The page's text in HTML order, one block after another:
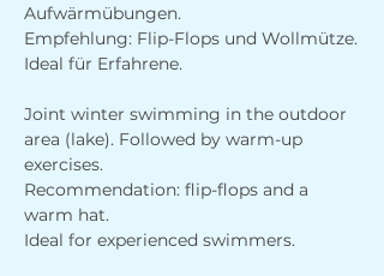
Aufwärmübungen.
Empfehlung: Flip-Flops und Wollmütze.
Ideal für Erfahrene.
Joint winter swimming in the outdoor
area (lake). Followed by warm-up
exercises.
Recommendation: flip-flops and a
warm hat.
Ideal for experienced swimmers.